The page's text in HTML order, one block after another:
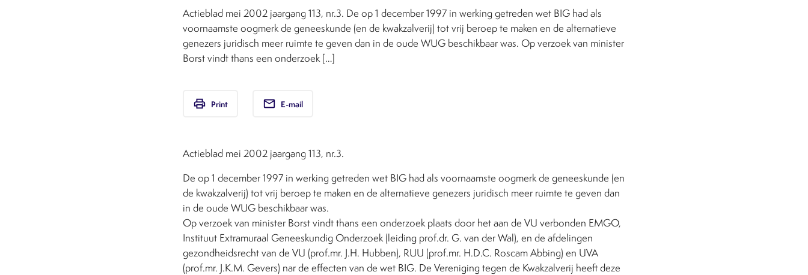
Actieblad mei 2002 jaargang 113, nr.3. De op 1 december 1997 in werking getreden wet BIG had als
voornaamste oogmerk de geneeskunde (en de kwakzalverij) tot vrij beroep te maken en de alternatieve
genezers juridisch meer ruimte te geven dan in de oude WUG beschikbaar was. Op verzoek van minister
Borst vindt thans een onderzoek […]
print Print email E-mail
Actieblad mei 2002 jaargang 113, nr.3.
De op 1 december 1997 in werking getreden wet BIG had als voornaamste oogmerk de geneeskunde (en
de kwakzalverij) tot vrij beroep te maken en de alternatieve genezers juridisch meer ruimte te geven dan
in de oude WUG beschikbaar was.
Op verzoek van minister Borst vindt thans een onderzoek plaats door het aan de VU verbonden EMGO,
Instituut Extramuraal Geneeskundig Onderzoek (leiding prof.dr. G. van der Wal), en de afdelingen
gezondheidsrecht van de VU (prof.mr. J.H. Hubben), RUU (prof.mr. H.D.C. Roscam Abbing) en UVA
(prof.mr. J.K.M. Gevers) nar de effecten van de wet BIG. De Vereniging tegen de Kwakzalverij heeft deze